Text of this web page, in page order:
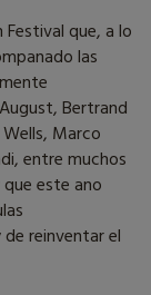
que, a lo
las
Bertrand
Marco
entre muchos
este ano
reinventar el